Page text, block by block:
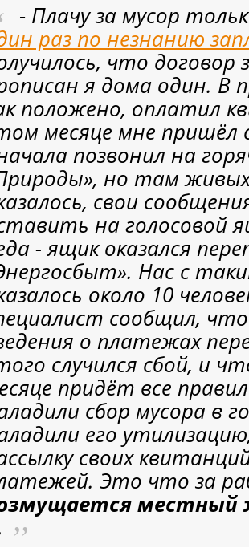
- Плачу за мусор
раз по незнанию
что договор
я дома один. В
положено, оплатил
месяце мне пришёл
позвонил на
но там
свои
на голосовой
- ящик оказался
Нас с
около 10
сообщил,
о платежах
случился сбой, и
придёт все
сбор мусора в
его
своих
Это что за
местный